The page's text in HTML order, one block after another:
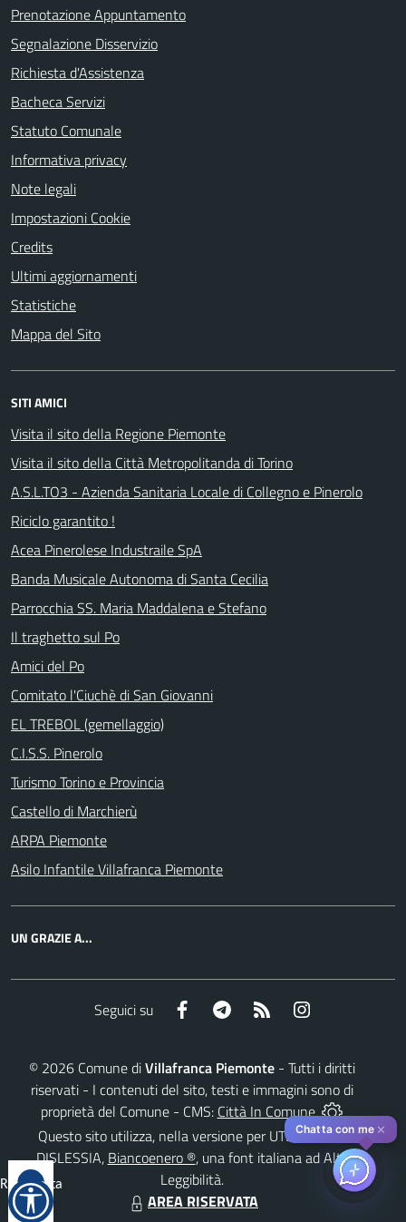
Prenotazione Appuntamento
Segnalazione Disservizio
Richiesta d'Assistenza
Bacheca Servizi
Statuto Comunale
Informativa privacy
Note legali
Impostazioni Cookie
Credits
Ultimi aggiornamenti
Statistiche
Mappa del Sito
SITI AMICI
Visita il sito della Regione Piemonte
Visita il sito della Città Metropolitanda di Torino
A.S.L.TO3 - Azienda Sanitaria Locale di Collegno e Pinerolo
Riciclo garantito !
Acea Pinerolese Industraile SpA
Banda Musicale Autonoma di Santa Cecilia
Parrocchia SS. Maria Maddalena e Stefano
Il traghetto sul Po
Amici del Po
Comitato l'Ciuchè di San Giovanni
EL TREBOL (gemellaggio)
C.I.S.S. Pinerolo
Turismo Torino e Provincia
Castello di Marchierù
ARPA Piemonte
Asilo Infantile Villafranca Piemonte
UN GRAZIE A...
Seguici su Facebook Telegram RSS
© 2026 Comune diVillafranca Piemonte - Tutti i diritti
riservati - I contenuti del sito, testi e immagini sono di
proprietà del Comune - CMS: Città In Comune
Questo sito utilizza, nella versione per UTENTI CON
DISLESSIA, Biancoenero ®, una font italiana ad Alta
Leggibilità.
AREA RISERVATA
Reimposta
tutto
Chatta con me ✕